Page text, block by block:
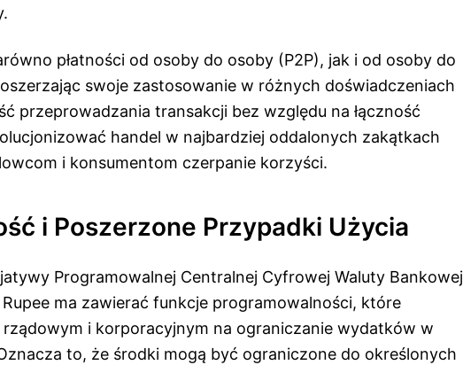
płatności od osoby do osoby (P2P), jak i od osoby do
swoje zastosowanie w różnych doświadczeniach
przeprowadzania transakcji bez względu na łączność
handel w najbardziej oddalonych zakątkach
i konsumentom czerpanie korzyści.
i Poszerzone Przypadki Użycia
Programowalnej Centralnej Cyfrowej Waluty Bankowej
ma zawierać funkcje programowalności, które
i korporacyjnym na ograniczanie wydatków w
to, że środki mogą być ograniczone do określonych